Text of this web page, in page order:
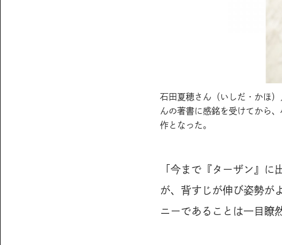
石田夏穂さん（いしだ・かほ
んの著書に感銘を受けてから
作となった。
「今まで『ターザン』
が、背すじが伸び姿勢が
ニーであることは一目瞭